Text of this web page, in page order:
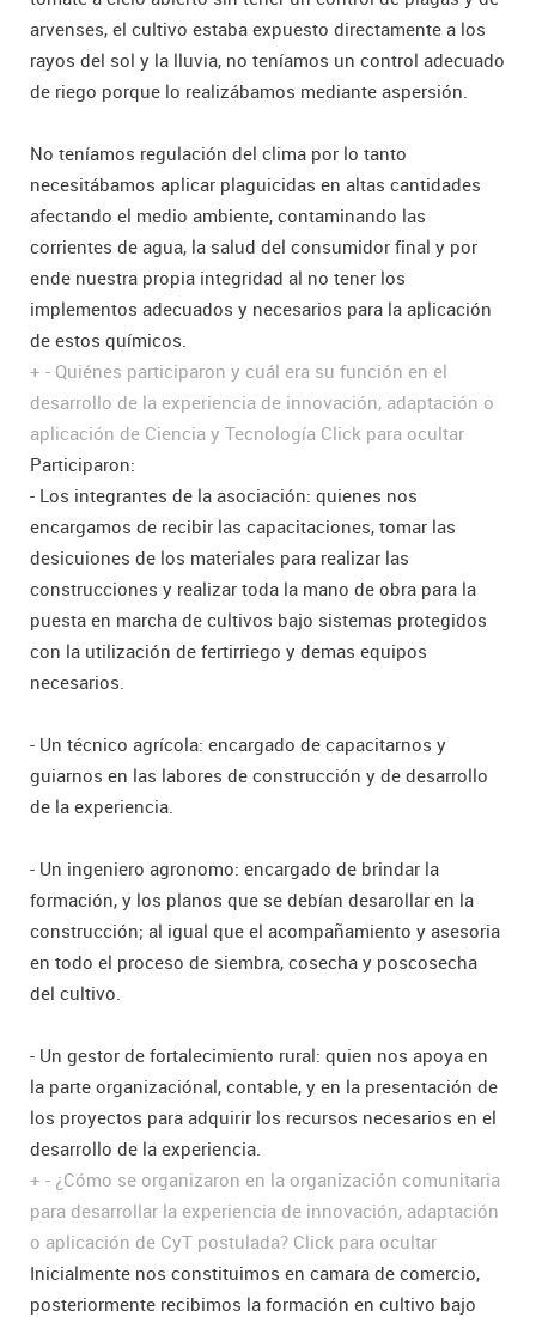
arvenses, el cultivo estaba expuesto directamente a los
rayos del sol y la lluvia, no teníamos un control adecuado
de riego porque lo realizábamos mediante aspersión.
No teníamos regulación del clima por lo tanto
necesitábamos aplicar plaguicidas en altas cantidades
afectando el medio ambiente, contaminando las
corrientes de agua, la salud del consumidor final y por
ende nuestra propia integridad al no tener los
implementos adecuados y necesarios para la aplicación
de estos químicos.
+ - Quiénes participaron y cuál era su función en el
desarrollo de la experiencia de innovación, adaptación o
aplicación de Ciencia y Tecnología Click para ocultar
Participaron:
- Los integrantes de la asociación: quienes nos
encargamos de recibir las capacitaciones, tomar las
desicuiones de los materiales para realizar las
construcciones y realizar toda la mano de obra para la
puesta en marcha de cultivos bajo sistemas protegidos
con la utilización de fertirriego y demas equipos
necesarios.
- Un técnico agrícola: encargado de capacitarnos y
guiarnos en las labores de construcción y de desarrollo
de la experiencia.
- Un ingeniero agronomo: encargado de brindar la
formación, y los planos que se debían desarollar en la
construcción; al igual que el acompañamiento y asesoria
en todo el proceso de siembra, cosecha y poscosecha
del cultivo.
- Un gestor de fortalecimiento rural: quien nos apoya en
la parte organizaciónal, contable, y en la presentación de
los proyectos para adquirir los recursos necesarios en el
desarrollo de la experiencia.
+ - ¿Cómo se organizaron en la organización comunitaria
para desarrollar la experiencia de innovación, adaptación
o aplicación de CyT postulada? Click para ocultar
Inicialmente nos constituimos en camara de comercio,
posteriormente recibimos la formación en cultivo bajo